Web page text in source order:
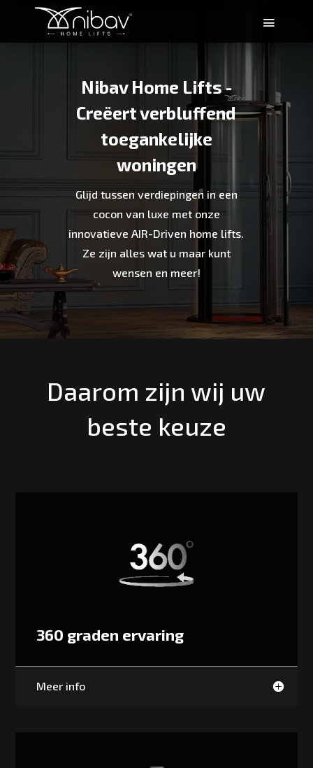
Nibav Home Lifts -
Creëert verbluffend
toegankelijke
woningen
Glijd tussen verdiepingen in een
cocon van luxe met onze
innovatieve AIR-Driven home lifts.
Ze zijn alles wat u maar kunt
wensen en meer!
Daarom zijn wij uw
beste keuze
360 graden ervaring
Meer info